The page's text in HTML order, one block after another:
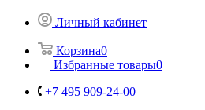
Личный кабинет
Корзина0
Избранные товары0
+7 495 909-24-00